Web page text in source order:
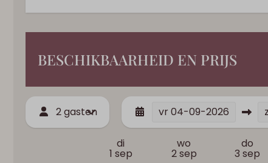
BESCHIKBAARHEID EN PRIJS
2 gasten vr04-09-2026
di
1 sep
wo
2 sep
do
3 sep